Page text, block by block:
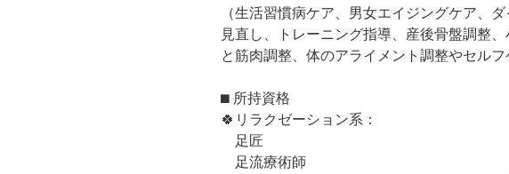
（生活習慣病ケア、男女エイジングケア、
見直し、トレーニング指導、産後骨盤調整
と筋肉調整、体のアライメント調整やセルフ
⬛︎ 所持資格
🍀リラクゼーション系：
足匠
足流療術師